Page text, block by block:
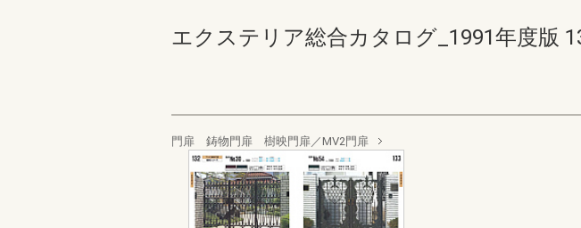
エクステリア総合カタログ_1991年度版
門扉 鋳物門扉 樹映門扉／MV2門扉